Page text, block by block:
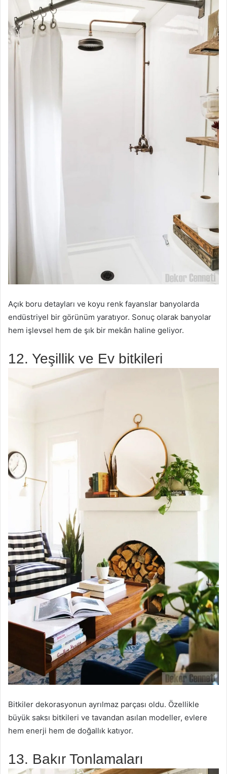
Açık boru detayları ve koyu renk fayanslar banyolarda
endüstriyel bir görünüm yaratıyor. Sonuç olarak banyolar
hem işlevsel hem de şık bir mekân haline geliyor.
12. Yeşillik ve Ev bitkileri
Bitkiler dekorasyonun ayrılmaz parçası oldu. Özellikle
büyük saksı bitkileri ve tavandan asılan modeller, evlere
hem enerji hem de doğallık katıyor.
13. Bakır Tonlamaları